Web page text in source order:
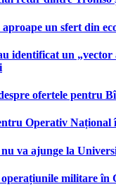
aproape un sfert din
identificat un
ofertele pentru
Operativ Național
va ajunge la
militare în